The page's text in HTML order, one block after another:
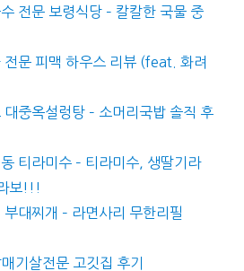
전문 보령식당 – 칼칼한 국물 중
전문 피맥 하우스 리뷰 (feat. 화려
대중옥설렁탕 – 소머리국밥 솔직 후
티라미수 – 티라미수, 생딸기라
보!!!
대찌개 – 라면사리 무한리필
기살전문 고깃집 후기